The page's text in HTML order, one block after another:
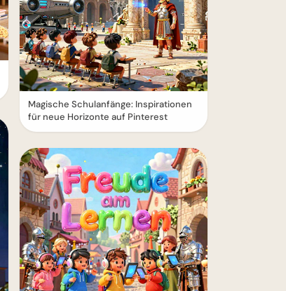
Magische Schulanfänge: Inspirationen
für neue Horizonte auf Pinterest